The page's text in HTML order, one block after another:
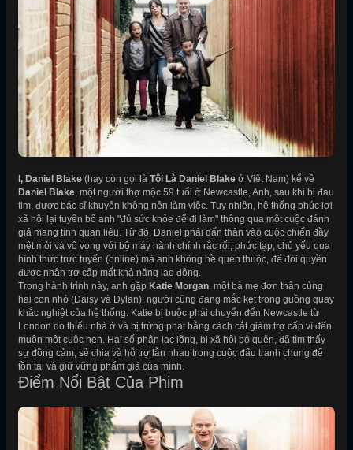
I, Daniel Blake (hay còn gọi là Tôi Là Daniel Blake ở Việt Nam) kể về
Daniel Blake , một người thợ mộc 59 tuổi ở Newcastle, Anh, sau khi bị đau
tim, được bác sĩ khuyên không nên làm việc. Tuy nhiên, hệ thống phúc lợi
xã hội lại tuyên bố anh "đủ sức khỏe để đi làm" thông qua một cuộc đánh
giá mang tính quan liêu. Từ đó, Daniel phải dấn thân vào cuộc chiến đầy
mệt mỏi và vô vọng với bộ máy hành chính rắc rối, phức tạp, chủ yếu qua
hình thức trực tuyến (online) mà anh không hề quen thuộc, để đòi quyền
được nhận trợ cấp mất khả năng lao động.
Trong hành trình này, anh gặp Katie Morgan , một bà mẹ đơn thân cùng
hai con nhỏ (Daisy và Dylan), người cũng đang mắc kẹt trong guồng quay
khắc nghiệt của hệ thống. Katie bị buộc phải chuyển đến Newcastle từ
London do thiếu nhà ở và bị trừng phạt bằng cách cắt giảm trợ cấp vì đến
muộn một cuộc hẹn. Hai số phận lạc lõng, bị xã hội bỏ quên, đã tìm thấy
sự đồng cảm, sẻ chia và hỗ trợ lẫn nhau trong cuộc đấu tranh chung để
tồn tại và giữ vững phẩm giá của mình.
Điểm Nổi Bật Của Phim